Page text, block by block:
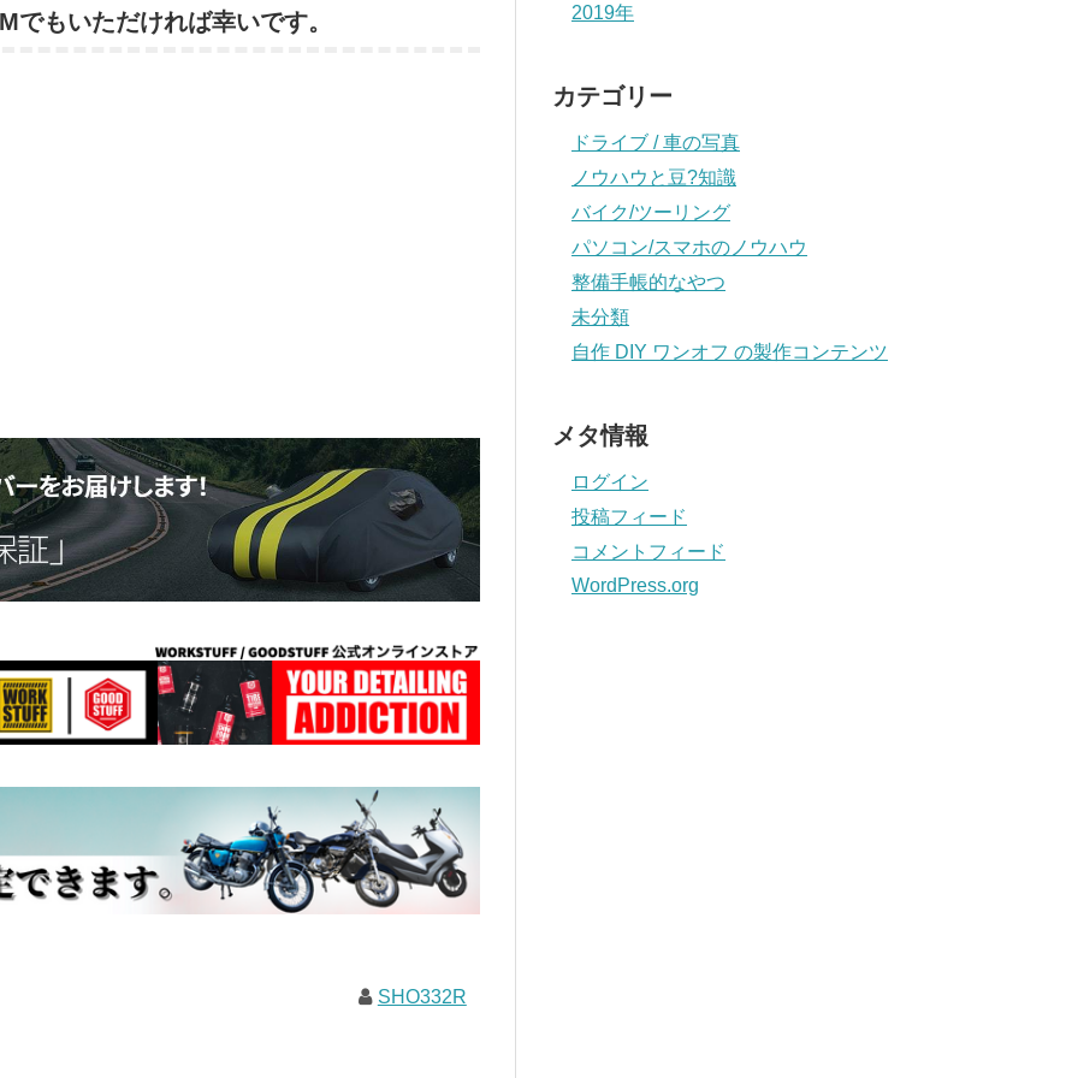
でもいただければ幸いです。
SHO332R
2019年
カテゴリー
ドライブ / 車の写真
ノウハウと豆?知識
バイク/ツーリング
パソコン/スマホのノウハウ
整備手帳的なやつ
未分類
自作 DIY ワンオフ の製作コンテンツ
メタ情報
ログイン
投稿フィード
コメントフィード
WordPress.org